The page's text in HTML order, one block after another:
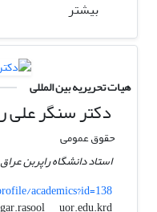
بیشتر
هیات تحریریه بین المللی
دکتر سنگر
حقوق عمومی
استاد دانشگاه راپربن عراق
academics?id=138